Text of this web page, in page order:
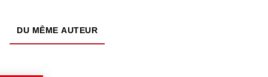
DU MÊME AUTEUR